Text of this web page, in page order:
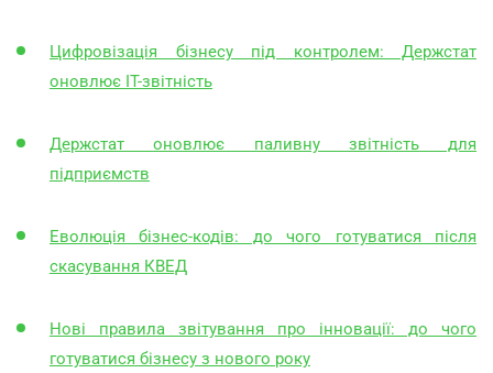
Цифровізація бізнесу під контролем: Держстат
оновлює ІТ-звітність
Держстат оновлює паливну звітність для
підприємств
Еволюція бізнес-кодів: до чого готуватися після
скасування КВЕД
Нові правила звітування про інновації: до чого
готуватися бізнесу з нового року